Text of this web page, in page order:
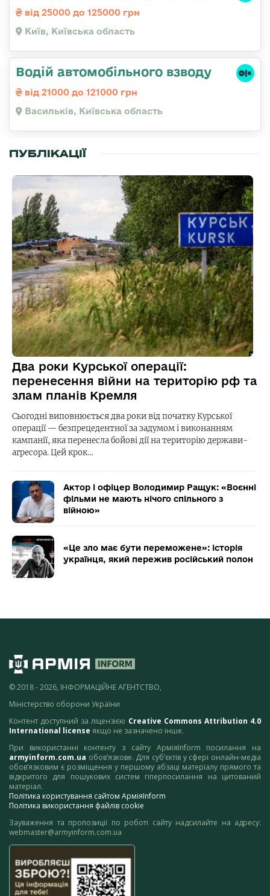
від 25000 до 125000 грн
Київ, Київська область
Водій автомобільного взводу
від 21000 до 121000 грн
Васильків, Київська область
ПУБЛІКАЦІЇ
Два роки Курської операції:
перенесення війни на територію рф та
злам планів Кремля
Сьогодні виповнюється два роки від початку Курської
операції — безпрецедентної за задумом і виконанням
кампанії, яка перенесла бойові дії на територію держави-
агресора. Цей крок…
Актор і офіцер Володимир Ращук: «Воєнні
фільми не мають нічого спільного з
війною»
«Це зло має бути переможене»: історія
українця, який пережив російський полон
© 2018 - 2026, ІНФОРМАЦІЙНЕ АГЕНТСТВО,
Міністерство оборони України
Контент доступний за ліцензією Creative Commons Attribution 4.0
International license якщо не зазначено інше.
При використанні контенту з сайту АрміяInform посилання на
armyinform.com.ua обов’язкове. Для суб’єктів у сфері онлайн-медіа
обов’язковим є розміщення у першому абзаці матеріалу прямого та
відкритого для пошукових систем гіперпосилання на цитований
матеріал.
Політика користування сайтом АрміяInform
Політика використання файлів cookie
Зауваження та пропозиції по роботі сайту надсилайте на адресу:
webmaster@armyinform.com.ua